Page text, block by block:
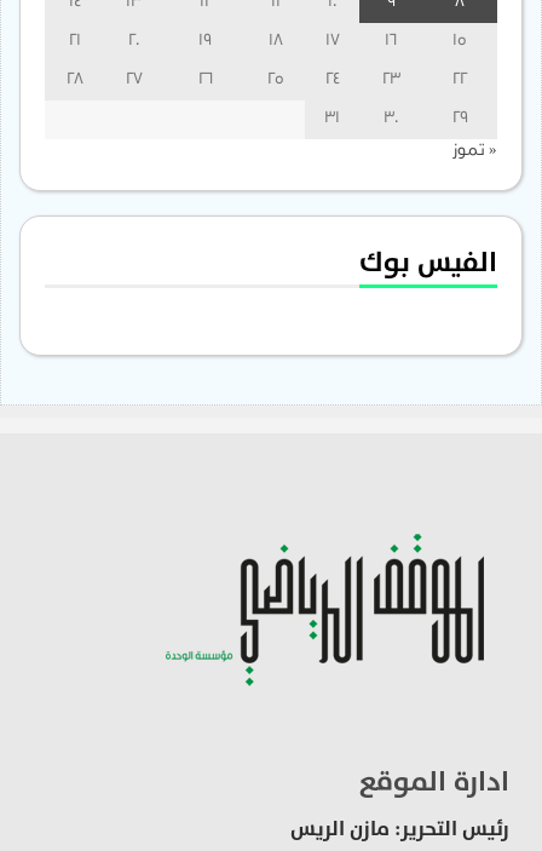
15
16
17
18
19
20
21
22
23
24
25
26
27
28
29
30
31
« تموز
الفيس بوك
ادارة الموقع
رئيس التحرير: مازن الريس